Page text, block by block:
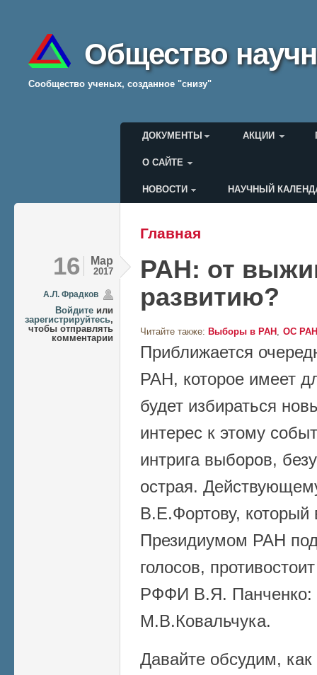
Общество
Cообщество ученых, созданное "снизу"
Главное меню
ДОКУМЕНТЫ АКЦИИ
О САЙТЕ
Меню пользователя
НОВОСТИ НАУЧНЫЙ
Вы здесь
Главная
16 Мар
2017
А.Л. Фрадков
Войдите или
зарегистрируйтесь,
чтобы отправлять
комментарии
РАН: от
развитию?
Читайте также: Выборы в РАН ОС РАН
Приближается
РАН, которое имеет
будет избираться
интерес к этому
интрига выборов,
острая.
В.Е.Фортову,
Президиумом РАН
голосов,
РФФИ В.Я. Панченко:
М.В.Ковальчука.
Давайте обсудим,